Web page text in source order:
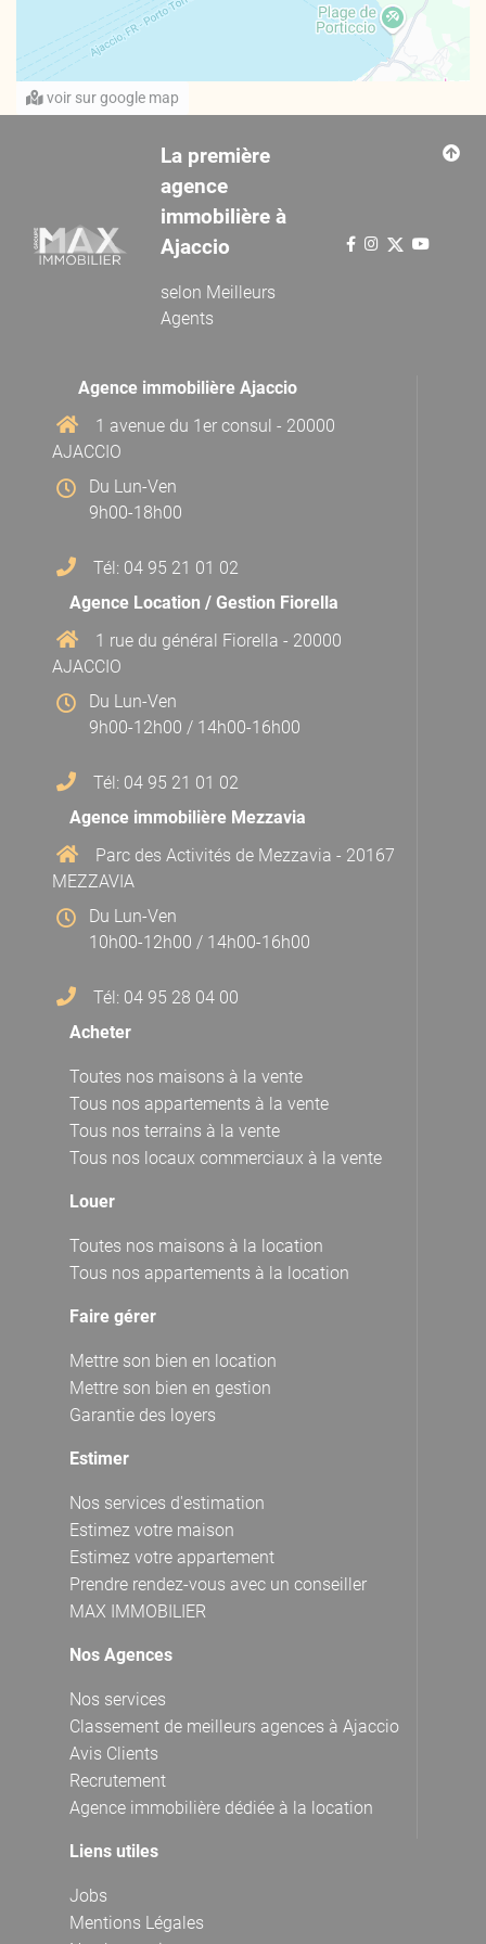
voir sur google map
La première
agence
immobilière à
Ajaccio
selon Meilleurs
Agents
Agence immobilière Ajaccio
1 avenue du 1er consul - 20000
AJACCIO
Du Lun-Ven
9h00-18h00
Tél: 04 95 21 01 02
Agence Location / Gestion Fiorella
1 rue du général Fiorella - 20000
AJACCIO
Du Lun-Ven
9h00-12h00 / 14h00-16h00
Tél: 04 95 21 01 02
Agence immobilière Mezzavia
Parc des Activités de Mezzavia - 20167
MEZZAVIA
Du Lun-Ven
10h00-12h00 / 14h00-16h00
Tél: 04 95 28 04 00
Acheter
Toutes nos maisons à la vente
Tous nos appartements à la vente
Tous nos terrains à la vente
Tous nos locaux commerciaux à la vente
Louer
Toutes nos maisons à la location
Tous nos appartements à la location
Faire gérer
Mettre son bien en location
Mettre son bien en gestion
Garantie des loyers
Estimer
Nos services d'estimation
Estimez votre maison
Estimez votre appartement
Prendre rendez-vous avec un conseiller
MAX IMMOBILIER
Nos Agences
Nos services
Classement de meilleurs agences à Ajaccio
Avis Clients
Recrutement
Agence immobilière dédiée à la location
Liens utiles
Jobs
Mentions Légales